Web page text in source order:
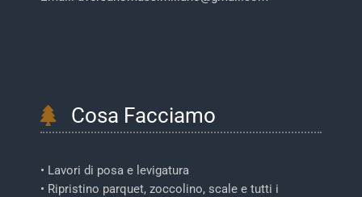
Cosa Facciamo
• Lavori di posa e levigatura
• Ripristino parquet, zoccolino, scale e tutti i